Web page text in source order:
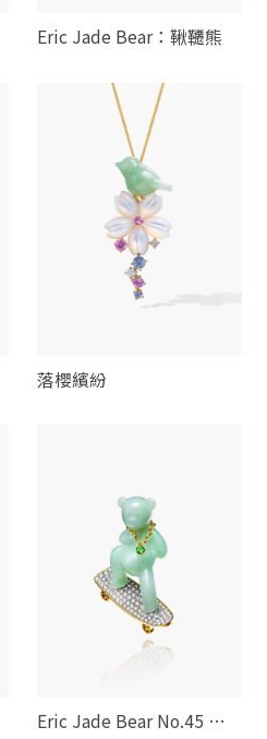
Eric Jade Bear：鞦韆熊
落櫻繽紛
Eric Jade Bear No.45 春